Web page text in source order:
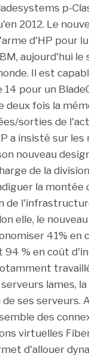
p-
2012. Le
d'HP pour
aujourd'hui
Il est
pour un
deux fois la
sorties de
a insisté sur
nouveau
de la
la montée
de
elle, le
41% en
94 % en coût
lames,
ses serveurs.
des
virtuelles
d'allouer